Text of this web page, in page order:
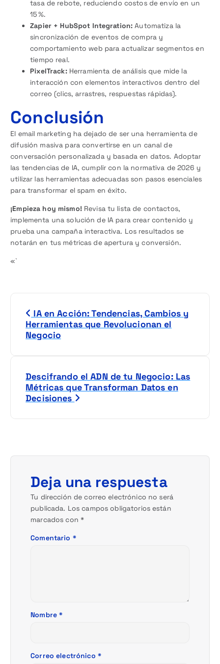
tasa de rebote, reduciendo costos de envío en un
15 %.
Zapier + HubSpot Integration: Automatiza la
sincronización de eventos de compra y
comportamiento web para actualizar segmentos en
tiempo real.
PixelTrack:Herramienta de análisis que mide la
interacción con elementos interactivos dentro del
correo (clics, arrastres, respuestas rápidas).
Conclusión
El email marketing ha dejado de ser una herramienta de
difusión masiva para convertirse en un canal de
conversación personalizada y basada en datos. Adoptar
las tendencias de IA, cumplir con la normativa de 2026 y
utilizar las herramientas adecuadas son pasos esenciales
para transformar el spam en éxito.
¡Empieza hoy mismo!Revisa tu lista de contactos,
implementa una solución de IA para crear contenido y
prueba una campaña interactiva. Los resultados se
notarán en tus métricas de apertura y conversión.
«`
i
IA en Acción: Tendencias, Cambios y
Herramientas que Revolucionan el
Negocio
Descifrando el ADN de tu Negocio: Las
Métricas que Transforman Datos en
Decisiones
Deja una respuesta
Tu dirección de correo electrónico no será
publicada. Los campos obligatorios están
marcados con *
Comentario *
Nombre*
Correo electrónico *